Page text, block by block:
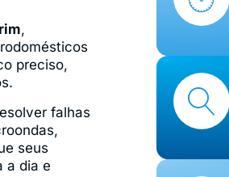
,
preciso,
falhas
seus
a dia e